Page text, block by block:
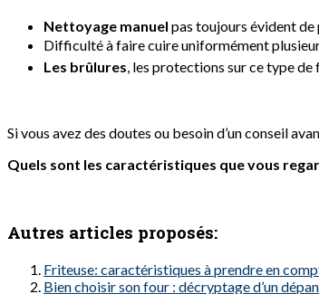
Nettoyage manuel pas toujours évident de
Difficulté à faire cuire uniformément
Les brûlures , les protections sur ce type
Si vous avez des doutes ou besoin d’un conseil
Quels sont les caractéristiques que vous
Autres articles proposés:
Friteuse: caractéristiques à prendre en
Bien choisir son four : décryptage d’un